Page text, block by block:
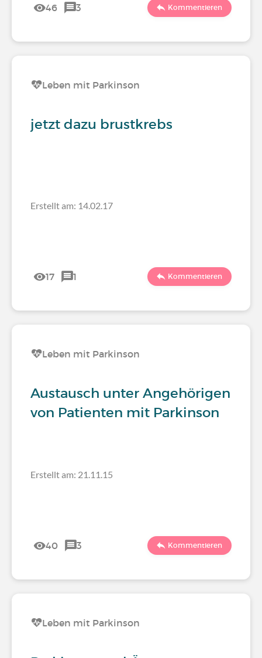
46 3 Kommentieren
Leben mit Parkinson
jetzt dazu brustkrebs
Erstellt am: 14.02.17
17 1 Kommentieren
Leben mit Parkinson
Austausch unter Angehörigen
von Patienten mit Parkinson
Erstellt am: 21.11.15
40 3 Kommentieren
Leben mit Parkinson